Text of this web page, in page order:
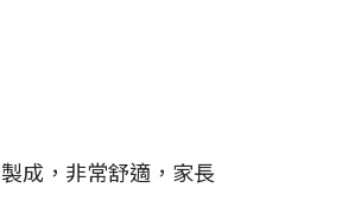
成，非常舒適，家長